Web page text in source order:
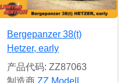
Bergepanzer 38(t)
Hetzer, early
产品代码: ZZ87063
制造商 ZZ Modell